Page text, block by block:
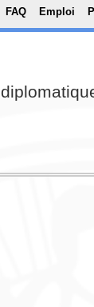
FAQ Emploi